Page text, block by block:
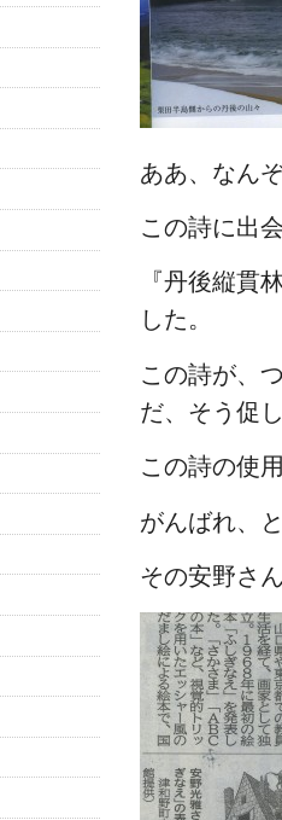
ああ、なん
この詩に出
『丹後縦貫
した。
この詩が、
だ、そう促
この詩の使
がんばれ、
その安野さ